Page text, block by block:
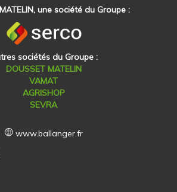
une société du Groupe :
sociétés du Groupe :
DOUSSET MATELIN
VAMAT
AGRISHOP
SEVRA
www.ballanger.fr